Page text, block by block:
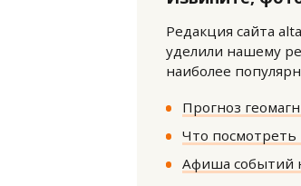
Редакция сайта
уделили нашему
наиболее
Прогноз
Что посмотреть
Афиша событий